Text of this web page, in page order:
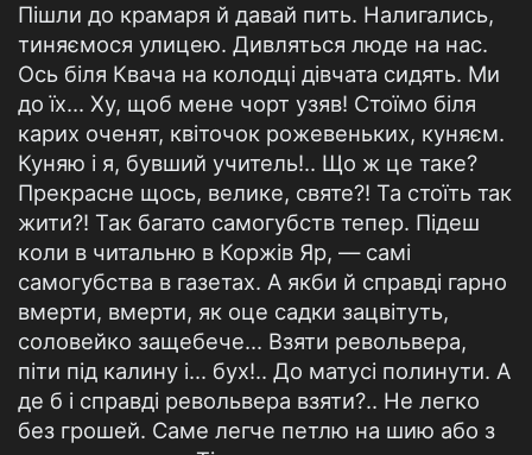
Пішли до крамаря й давай пить. Налигались,
тиняємося улицею. Дивляться люде на нас.
Ось біля Квача на колодці дівчата сидять. Ми
до їх... Ху, щоб мене чорт узяв! Стоїмо біля
карих оченят, квіточок рожевеньких, куняєм.
Куняю і я, бувший учитель!.. Що ж це таке?
Прекрасне щось, велике, святе?! Та стоїть так
жити?! Так багато самогубств тепер. Підеш
коли в читальню в Коржів Яр, — самі
самогубства в газетах. А якби й справді гарно
вмерти, вмерти, як оце садки зацвітуть,
соловейко защебече... Взяти револьвера,
піти під калину і... бух!.. До матусі полинути. А
де б і справді револьвера взяти?.. Не легко
без грошей. Саме легче петлю на шию або з